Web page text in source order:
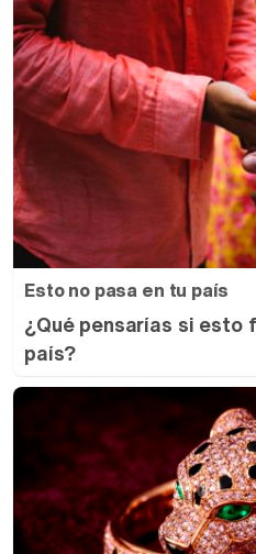
Esto no pasa en tu país
¿Qué pensarías si esto
país?